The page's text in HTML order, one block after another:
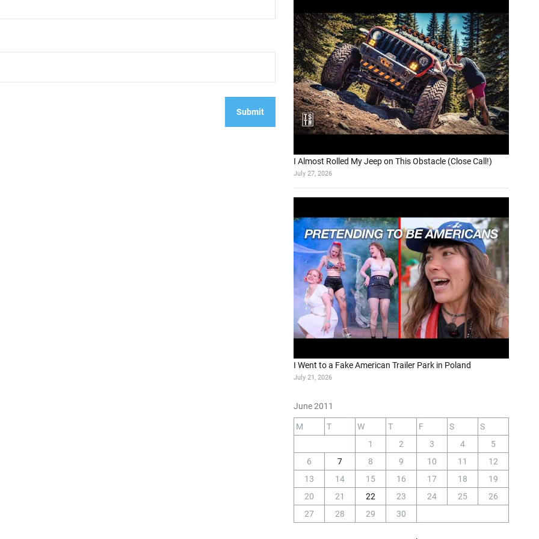
I Almost Rolled My Jeep on This Obstacle (Close Call!)
July 27, 2026
I Went to a Fake American Trailer Park in Poland
July 21, 2026
June 2011
M T W T F S
S
1
2 3 4
5
6
7 8 9 10 11
12
13
14 15 16 17 18
19
20
21 22 23 24 25
26
27
28 29 30